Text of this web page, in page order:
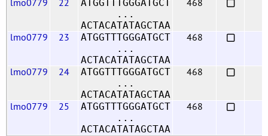
lmo0779 22
ATGGTTTGGGATGCT
...
ACTACATATAGCTAA
468
lmo0779 23
ATGGTTTGGGATGCT
...
ACTACATATAGCTAA
468
lmo0779 24
ATGGTTTGGGATGCT
...
ACTACATATAGCTAA
468
lmo0779 25
ATGGTTTGGGATGCT
...
ACTACATATAGCTAA
468